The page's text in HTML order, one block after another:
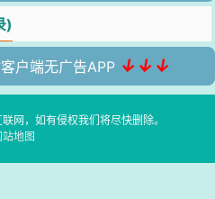
)
户端无广告APP ↓↓↓
网，如有侵权我们将尽快删除。
站地图